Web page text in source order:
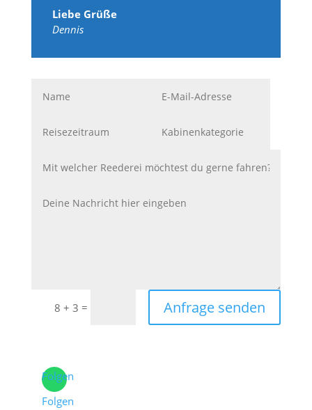
Liebe Grüße
Dennis
8 + 3 = Anfrage senden
Folgen
Folgen